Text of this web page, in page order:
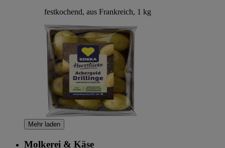
festkochend, aus Frankreich, 1 kg
Mehr laden
Molkerei & Käse